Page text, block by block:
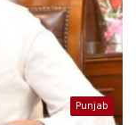
Punjab